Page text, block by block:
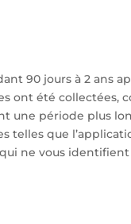
90 jours à 2 ans
ont été
une période plus
que
ne vous